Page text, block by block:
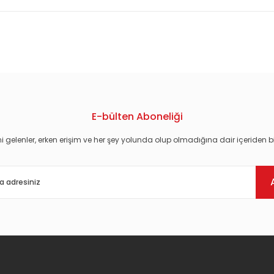
E-bülten Aboneliği
gelenler, erken erişim ve her şey yolunda olup olmadığına dair içeriden